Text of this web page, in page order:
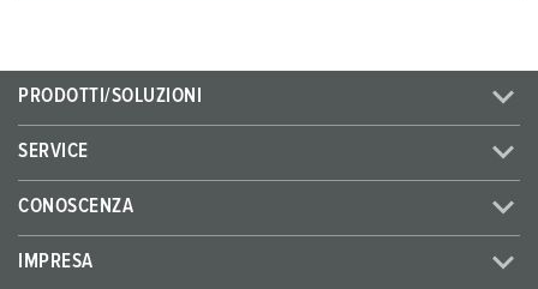
PRODOTTI/SOLUZIONI
SERVICE
CONOSCENZA
IMPRESA